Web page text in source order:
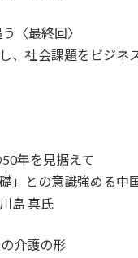
〈最終回〉
、社会課題をビジネ
年を見据えて
」との意識強める中
島 真氏
介護の形